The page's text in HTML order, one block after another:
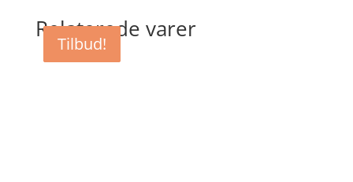
Relaterede varer
Tilbud!
Tilbud!
Tilbud!